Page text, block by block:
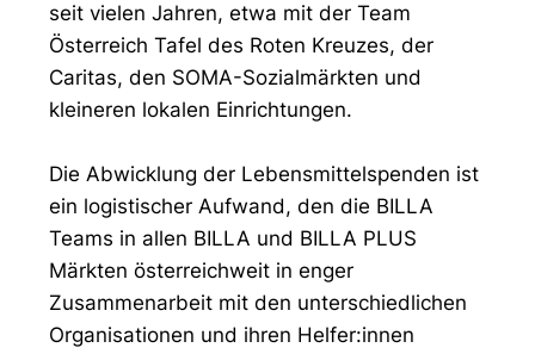
seit vielen Jahren, etwa mit der Team
Österreich Tafel des Roten Kreuzes, der
Caritas, den SOMA-Sozialmärkten und
kleineren lokalen Einrichtungen.
Die Abwicklung der Lebensmittelspenden ist
ein logistischer Aufwand, den die BILLA
Teams in allen BILLA und BILLA PLUS
Märkten österreichweit in enger
Zusammenarbeit mit den unterschiedlichen
Organisationen und ihren Helfer:innen